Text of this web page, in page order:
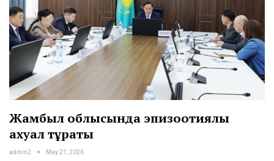
Жамбыл облысында эпизоотиялық
ахуал тұрақты
admin2 May 21, 2026